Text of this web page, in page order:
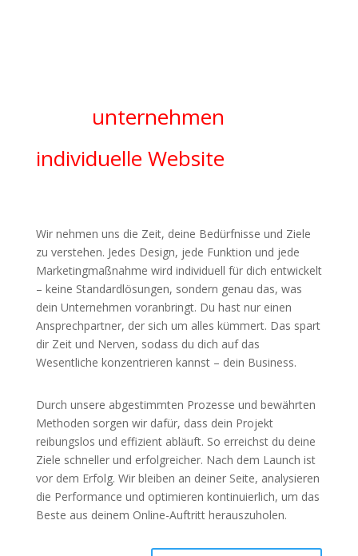
unternehmen
individuelle Website
Wir nehmen uns die Zeit, deine Bedürfnisse und Ziele
zu verstehen. Jedes Design, jede Funktion und jede
Marketingmaßnahme wird individuell für dich entwickelt
– keine Standardlösungen, sondern genau das, was
dein Unternehmen voranbringt. Du hast nur einen
Ansprechpartner, der sich um alles kümmert. Das spart
dir Zeit und Nerven, sodass du dich auf das
Wesentliche konzentrieren kannst – dein Business.
Durch unsere abgestimmten Prozesse und bewährten
Methoden sorgen wir dafür, dass dein Projekt
reibungslos und effizient abläuft. So erreichst du deine
Ziele schneller und erfolgreicher. Nach dem Launch ist
vor dem Erfolg. Wir bleiben an deiner Seite, analysieren
die Performance und optimieren kontinuierlich, um das
Beste aus deinem Online-Auftritt herauszuholen.